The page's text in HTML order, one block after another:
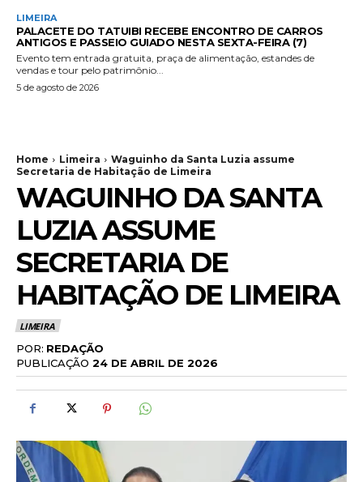
LIMEIRA
PALACETE DO TATUIBI RECEBE ENCONTRO DE CARROS
ANTIGOS E PASSEIO GUIADO NESTA SEXTA-FEIRA (7)
Evento tem entrada gratuita, praça de alimentação, estandes de
vendas e tour pelo patrimônio...
5 de agosto de 2026